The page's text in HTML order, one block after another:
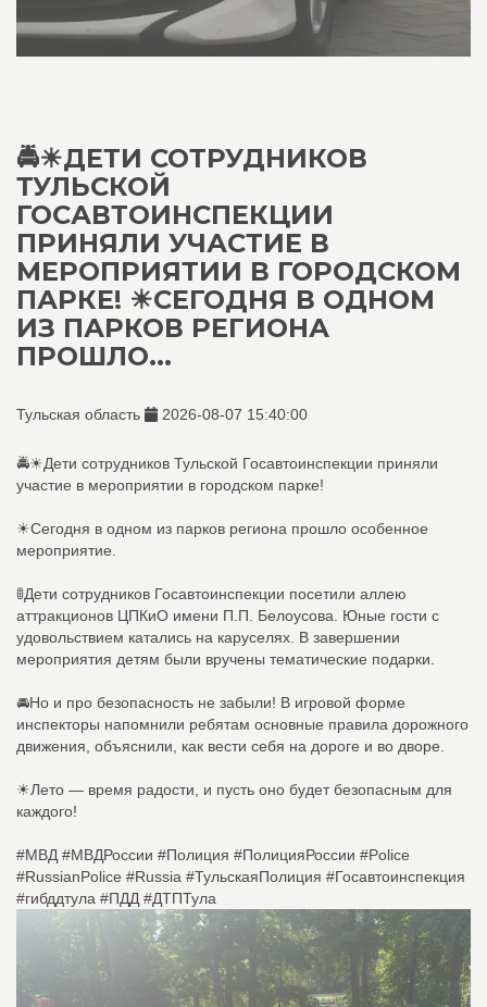
🚔☀ДЕТИ СОТРУДНИКОВ
ТУЛЬСКОЙ
ГОСАВТОИНСПЕКЦИИ
ПРИНЯЛИ УЧАСТИЕ В
МЕРОПРИЯТИИ В ГОРОДСКОМ
ПАРКЕ! ☀СЕГОДНЯ В ОДНОМ
ИЗ ПАРКОВ РЕГИОНА
ПРОШЛО...
Тульская область 2026-08-07 15:40:00
🚔☀Дети сотрудников Тульской Госавтоинспекции приняли
участие в мероприятии в городском парке!
☀Сегодня в одном из парков региона прошло особенное
мероприятие.
🚦Дети сотрудников Госавтоинспекции посетили аллею
аттракционов ЦПКиО имени П.П. Белоусова. Юные гости с
удовольствием катались на каруселях. В завершении
мероприятия детям были вручены тематические подарки.
🚘Но и про безопасность не забыли! В игровой форме
инспекторы напомнили ребятам основные правила дорожного
движения, объяснили, как вести себя на дороге и во дворе.
☀Лето — время радости, и пусть оно будет безопасным для
каждого!
#МВД #МВДРоссии #Полиция #ПолицияРоссии #Police
#RussianPolice #Russia #ТульскаяПолиция #Госавтоинспекция
#гибддтула #ПДД #ДТПТула